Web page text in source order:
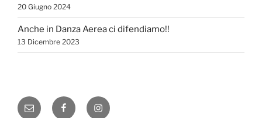
20 Giugno 2024
Anche in Danza Aerea ci difendiamo!!
13 Dicembre 2023
Email FacebookInstagram